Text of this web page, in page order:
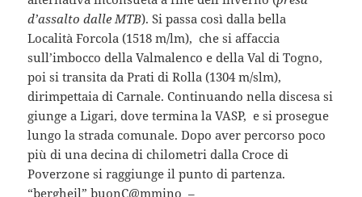
d’assalto dalle MTB). Si passa così dalla bella
Località Forcola (1518 m/lm), che si affaccia
sull’imbocco della Valmalenco e della Val di Togno,
poi si transita da Prati di Rolla (1304 m/slm),
dirimpettaia di Carnale. Continuando nella discesa si
giunge a Ligari, dove termina la VASP, e si prosegue
lungo la strada comunale. Dopo aver percorso poco
più di una decina di chilometri dalla Croce di
Poverzone si raggiunge il punto di partenza.
“bergheil” buonC@mmino –